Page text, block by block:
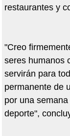
restaurantes y
"Creo
seres humanos
servirán para
permanente de
por una
deporte",